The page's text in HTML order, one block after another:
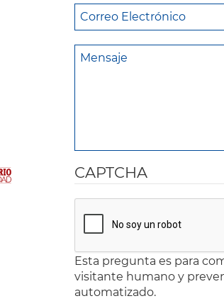
CAPTCHA
Esta pregunta es para
visitante humano y
automatizado.